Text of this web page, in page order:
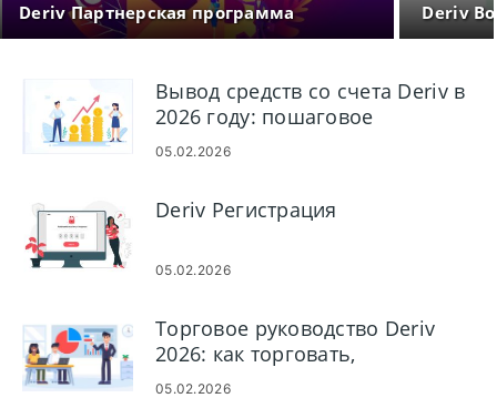
Deriv Партнерская программа Deriv
Вывод средств со счета Deriv в
2026 году: пошаговое
руководство, комиссии и время
05.02.2026
Deriv Регистрация
05.02.2026
Торговое руководство Deriv
2026: как торговать,
платформы, стратегии и
05.02.2026